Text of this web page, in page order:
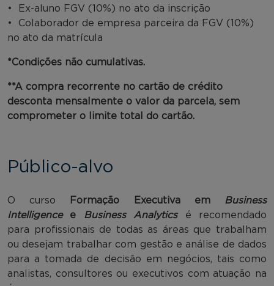
• Ex-aluno FGV (10%) no ato da inscrição
• Colaborador de empresa parceira da FGV (10%)
no ato da matrícula
*Condições não cumulativas.
**A compra recorrente no cartão de crédito
desconta mensalmente o valor da parcela, sem
comprometer o limite total do cartão.
Público-alvo
O curso Formação Executiva em
Business
Intelligencee Business Analyticsé recomendado
para profissionais de todas as áreas que trabalham
ou desejam trabalhar com gestão e análise de dados
para a tomada de decisão em negócios, tais como
analistas, consultores ou executivos com atuação na